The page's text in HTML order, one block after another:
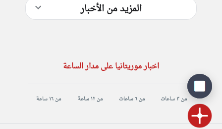
المزيد من الأخبار
اخبار موريتانيا على مدار الساعة
من ٣ ساعات من ٦ ساعات من ١٢ ساعة من ١٦ ساعة